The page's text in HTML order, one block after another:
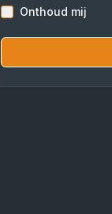
Onthoud mij